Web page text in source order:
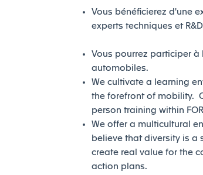
Vous bénéficierez d'une
experts techniques et
Vous pourrez participer à
automobiles.
We cultivate a learning
the forefront of mobility.
person training within
We offer a multicultural
believe that diversity is a
create real value for the
action plans.